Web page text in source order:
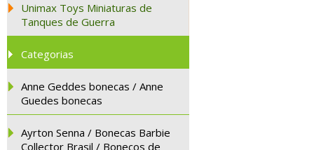
Unimax Toys Miniaturas de
Tanques de Guerra
Categorias
Anne Geddes bonecas / Anne
Guedes bonecas
Ayrton Senna / Bonecas Barbie
Collector Brasil / Bonecos de